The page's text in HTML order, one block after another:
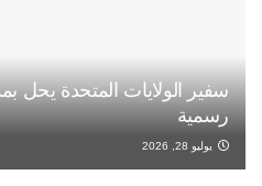
سفير الولايات المتحدة يحل
رسمية
يوليو 28, 2026